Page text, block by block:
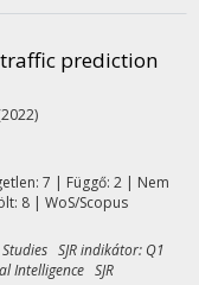
traffic prediction
7 | Függő: 2 | Nem
8 | WoS/Scopus
SJR indikátor: Q1
Intelligence SJR